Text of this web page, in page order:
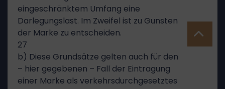
eingeschränktem Umfang eine
Darlegungslast. Im Zweifel ist zu Gunsten
der Marke zu entscheiden.
27
b) Diese Grundsätze gelten auch für den
– hier gegebenen – Fall der Eintragung
einer Marke als verkehrsdurchgesetztes